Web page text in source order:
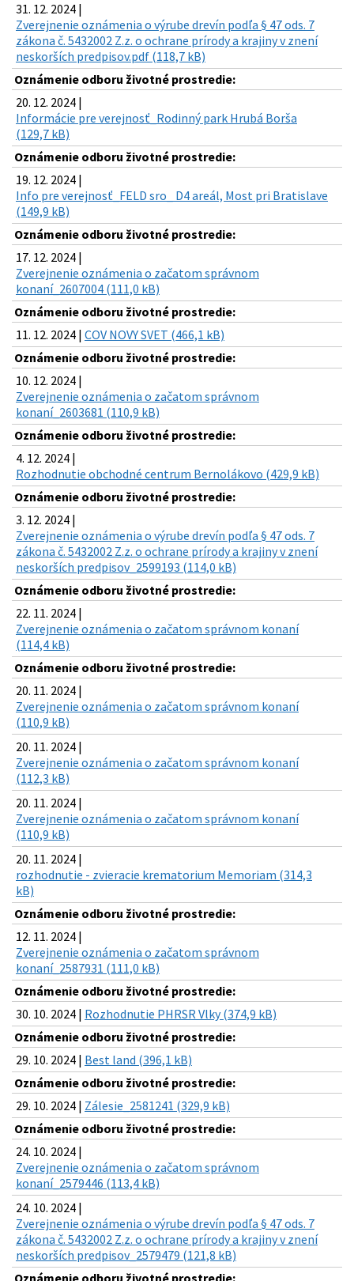
31. 12. 2024 |
Zverejnenie oznámenia o výrube drevín podľa § 47 ods. 7
zákona č. 5432002 Z.z. o ochrane prírody a krajiny v znení
neskorších predpisov.pdf (118,7 kB)
Oznámenie odboru životné prostredie:
20. 12. 2024 |
Informácie pre verejnosť_Rodinný park Hrubá Borša
(129,7 kB)
Oznámenie odboru životné prostredie:
19. 12. 2024 |
Info pre verejnosť_FELD sro_ D4 areál, Most pri Bratislave
(149,9 kB)
Oznámenie odboru životné prostredie:
17. 12. 2024 |
Zverejnenie oznámenia o začatom správnom
konaní_2607004 (111,0 kB)
Oznámenie odboru životné prostredie:
11. 12. 2024 | COV NOVY SVET (466,1 kB)
Oznámenie odboru životné prostredie:
10. 12. 2024 |
Zverejnenie oznámenia o začatom správnom
konaní_2603681 (110,9 kB)
Oznámenie odboru životné prostredie:
4. 12. 2024 |
Rozhodnutie obchodné centrum Bernolákovo (429,9 kB)
Oznámenie odboru životné prostredie:
3. 12. 2024 |
Zverejnenie oznámenia o výrube drevín podľa § 47 ods. 7
zákona č. 5432002 Z.z. o ochrane prírody a krajiny v znení
neskorších predpisov_2599193 (114,0 kB)
Oznámenie odboru životné prostredie:
22. 11. 2024 |
Zverejnenie oznámenia o začatom správnom konaní
(114,4 kB)
Oznámenie odboru životné prostredie:
20. 11. 2024 |
Zverejnenie oznámenia o začatom správnom konaní
(110,9 kB)
20. 11. 2024 |
Zverejnenie oznámenia o začatom správnom konaní
(112,3 kB)
20. 11. 2024 |
Zverejnenie oznámenia o začatom správnom konaní
(110,9 kB)
20. 11. 2024 |
rozhodnutie - zvieracie krematorium Memoriam (314,3
kB)
Oznámenie odboru životné prostredie:
12. 11. 2024 |
Zverejnenie oznámenia o začatom správnom
konaní_2587931 (111,0 kB)
Oznámenie odboru životné prostredie:
30. 10. 2024 | Rozhodnutie PHRSR Vlky (374,9 kB)
Oznámenie odboru životné prostredie:
29. 10. 2024 | Best land (396,1 kB)
Oznámenie odboru životné prostredie:
29. 10. 2024 | Zálesie_2581241 (329,9 kB)
Oznámenie odboru životné prostredie:
24. 10. 2024 |
Zverejnenie oznámenia o začatom správnom
konaní_2579446 (113,4 kB)
24. 10. 2024 |
Zverejnenie oznámenia o výrube drevín podľa § 47 ods. 7
zákona č. 5432002 Z.z. o ochrane prírody a krajiny v znení
neskorších predpisov_2579479 (121,8 kB)